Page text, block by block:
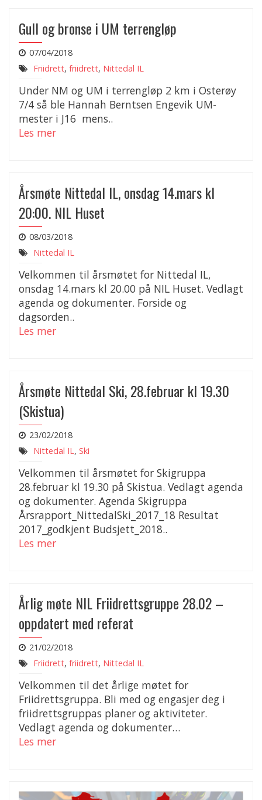
Gull og bronse i UM terrengløp
07/04/2018
Friidrett, friidrett, Nittedal IL
Under NM og UM i terrengløp 2 km i Osterøy
7/4 så ble Hannah Berntsen Engevik UM-
mester i J16 mens..
Les mer
Årsmøte Nittedal IL, onsdag 14.mars kl
20:00. NIL Huset
08/03/2018
Nittedal IL
Velkommen til årsmøtet for Nittedal IL,
onsdag 14.mars kl 20.00 på NIL Huset. Vedlagt
agenda og dokumenter. Forside og
dagsorden..
Les mer
Årsmøte Nittedal Ski, 28.februar kl 19.30
(Skistua)
23/02/2018
Nittedal IL, Ski
Velkommen til årsmøtet for Skigruppa
28.februar kl 19.30 på Skistua. Vedlagt agenda
og dokumenter. Agenda Skigruppa
Årsrapport_NittedalSki_2017_18 Resultat
2017_godkjent Budsjett_2018..
Les mer
Årlig møte NIL Friidrettsgruppe 28.02 –
oppdatert med referat
21/02/2018
Friidrett, friidrett, Nittedal IL
Velkommen til det årlige møtet for
Friidrettsgruppa. Bli med og engasjer deg i
friidrettsgruppas planer og aktiviteter.
Vedlagt agenda og dokumenter…
Les mer